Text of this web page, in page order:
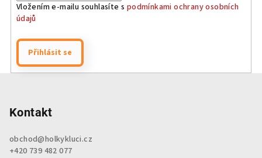
Vložením e-mailu souhlasíte s podmínkami ochrany osobních
údajů
Přihlásit se
Kontakt
obchod@holkykluci.cz
+420 739 482 077